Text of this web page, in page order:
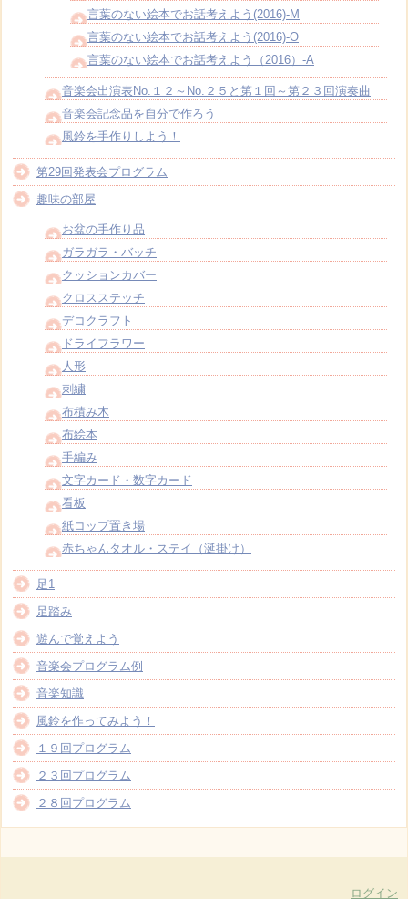
言葉のない絵本でお話考えよう(2016)-M
言葉のない絵本でお話考えよう(2016)-O
言葉のない絵本でお話考えよう（2016）-A
音楽会出演表No.１２～No.２５と第１回～第２３回演奏曲
音楽会記念品を自分で作ろう
風鈴を手作りしよう！
第29回発表会プログラム
趣味の部屋
お盆の手作り品
ガラガラ・バッチ
クッションカバー
クロスステッチ
デコクラフト
ドライフラワー
人形
刺繍
布積み木
布絵本
手編み
文字カード・数字カード
看板
紙コップ置き場
赤ちゃんタオル・ステイ（涎掛け）
足1
足踏み
遊んで覚えよう
音楽会プログラム例
音楽知識
風鈴を作ってみよう！
１９回プログラム
２３回プログラム
２８回プログラム
ログイン